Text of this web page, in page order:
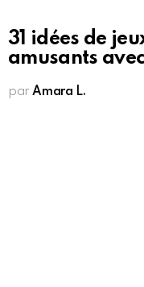
31 idées de
amusants
par Amara L.